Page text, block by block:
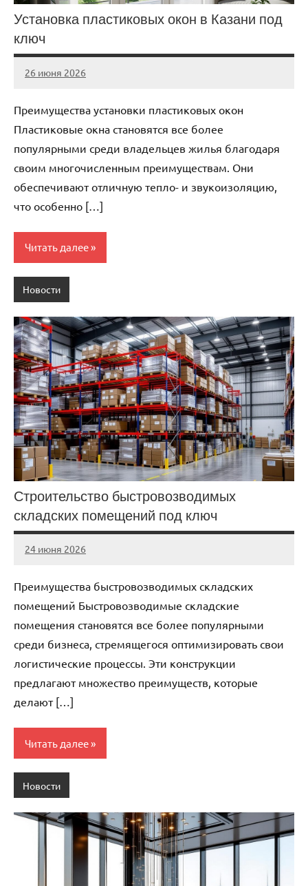
Установка пластиковых окон в Казани под
ключ
26 июня 2026
Avtor
Нет
Преимущества установки пластиковых окон
Пластиковые окна становятся все более
популярными среди владельцев жилья благодаря
своим многочисленным преимуществам. Они
обеспечивают отличную тепло- и звукоизоляцию,
что особенно […]
Читать далее
Новости
Строительство быстровозводимых
складских помещений под ключ
24 июня 2026
Avtor
Нет
Преимущества быстровозводимых складских
помещений Быстровозводимые складские
помещения становятся все более популярными
среди бизнеса, стремящегося оптимизировать свои
логистические процессы. Эти конструкции
предлагают множество преимуществ, которые
делают […]
Читать далее
Новости